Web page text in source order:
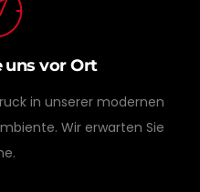
uns vor Ort
in unserer modernen
Wir erwarten Sie